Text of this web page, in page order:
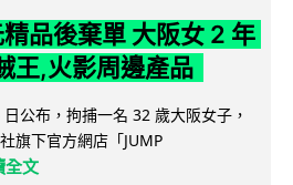
品後棄單 大阪女 2 年
王,火影周邊產品
公布，拘捕一名 32 歲大阪女子，
旗下官方網店「JUMP
全文